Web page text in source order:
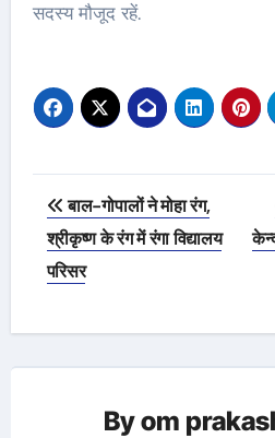
सदस्य मौजूद रहें.
Post
navigation
बाल-गोपालों ने मोहा रंग,
श्रीकृष्ण के रंग में रंगा विद्यालय
परिसर
Byom